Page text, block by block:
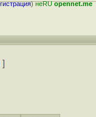
)неRUopennet.me
]